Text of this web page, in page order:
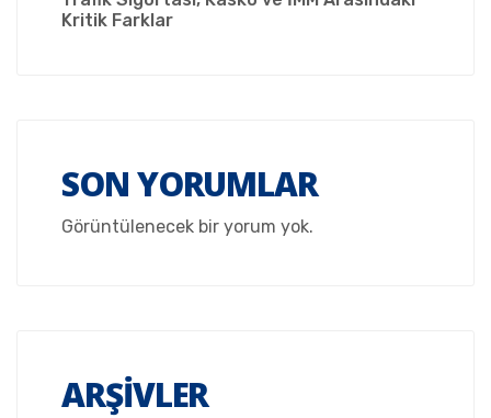
Kritik Farklar
SON YORUMLAR
Görüntülenecek bir yorum yok.
ARŞIVLER